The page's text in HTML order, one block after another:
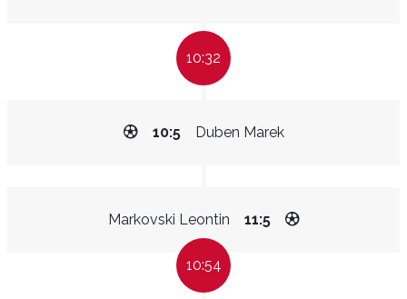
10:32
Duben Marek
10:5
Markovski Leontin 11:5
10:54